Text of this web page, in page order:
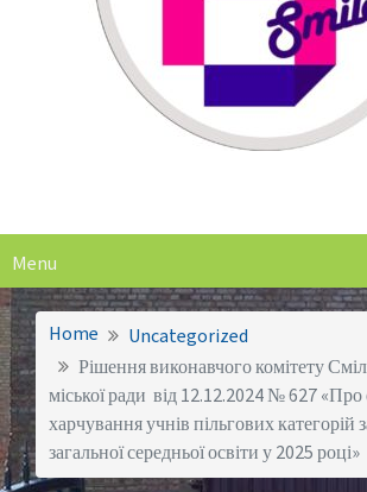
Menu
Home
Uncategorized
Рішення виконавчого комітету
міської ради від 12.12.2024 № 627 «Про
харчування учнів пільгових категорій
загальної середньої освіти у 2025 році»